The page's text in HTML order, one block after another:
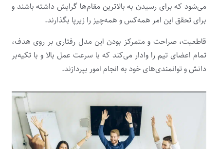
می‌شود که برای رسیدن به بالاترین مقام‌ها گرایش داشته باشند و
برای تحقق این امر همه‌کس و همه‌چیز را زیرپا بگذارند.
قاطعیت، صراحت و متمرکز بودن این مدل رفتاری بر روی هدف،
تمام اعضای تیم را وادار می‌کند که با سرعت عمل بالا و با تکیه‌بر
دانش و توانمندی‌های خود به انجام امور بپردازند.